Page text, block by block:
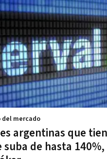
argentinas que
de hasta 140%,
del mercado